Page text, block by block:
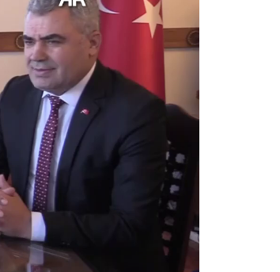
Kağızman kayısısı lezzetini...
Kars'ın Kağızman ilçesinde, Aras
Vadisi'nde mikroklimada yetişen...
Devamını Oku ->
Muğla Çileği Projesi kırsalda...
Muğla'da 2018'de başlatılan projeyle